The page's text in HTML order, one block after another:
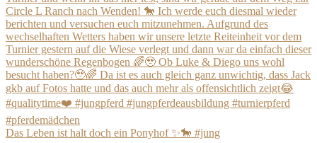
Das Leben ist halt doch ein Ponyhof ✨🐎 #jung